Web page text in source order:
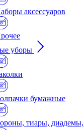
аксессуаров
уборы
бумажные
тиары,